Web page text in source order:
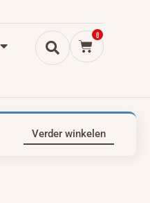
0
Verder winkelen